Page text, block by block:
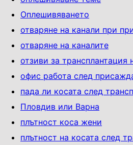
Оплешивяването
отваряне на канали при
отваряне на каналите
отзиви за трансплантация
офис работа след
пада ли косата след
Пловдив или Варна
плътност коса жени
плътност на косата след